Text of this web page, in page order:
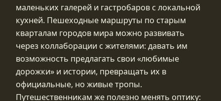
маленьких галерей и гастробаров с локальной
кухней. Пешеходные маршруты по старым
кварталам городов мира можно развивать
через коллаборации с жителями: давать им
возможность предлагать свои «любимые
дорожки» и истории, превращать их в
официальные, но живые тропы.
Путешественникам же полезно менять оптику: